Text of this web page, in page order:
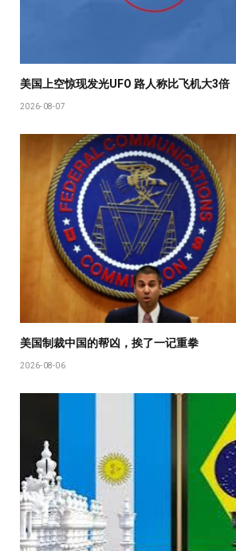
美国上空惊现发光UFO 路人称比飞机大3倍
2026-08-07
美国制裁中国的帮凶，挨了一记重拳
2026-08-06